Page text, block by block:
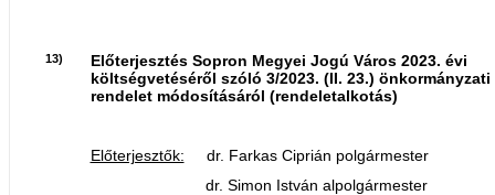
13)
Előterjesztés Sopron Megyei Jogú Város 2023. évi
költségvetéséről szóló 3/2023. (II. 23.) önkormányzati
rendelet módosításáról (rendeletalkotás)
Előterjesztők: dr. Farkas Ciprián polgármester
dr. Simon István alpolgármester